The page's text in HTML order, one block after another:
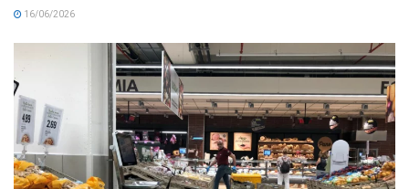
16/06/2026